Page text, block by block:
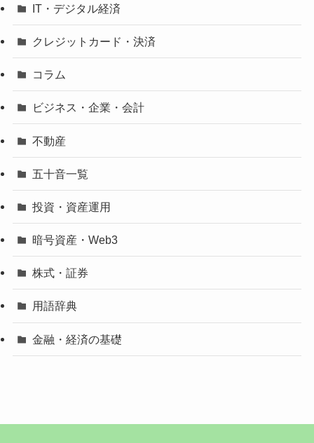
IT・デジタル経済
クレジットカード・決済
コラム
ビジネス・企業・会計
不動産
五十音一覧
投資・資産運用
暗号資産・Web3
株式・証券
用語辞典
金融・経済の基礎